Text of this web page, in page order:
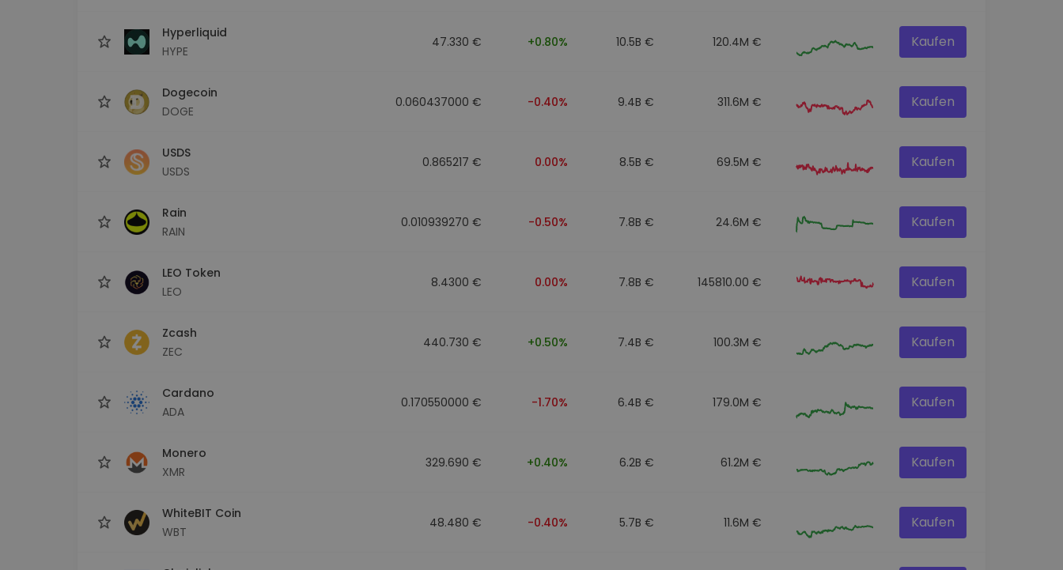
Hyperliquid
HYPE
47.330 € +0.80% 10.5B € 120.4M € Kaufen
Dogecoin
DOGE
0.060437000 € -0.40% 9.4B € 311.6M € Kaufen
USDS
USDS
0.865217 € 0.00% 8.5B € 69.5M € Kaufen
Rain
RAIN
0.010939270 € -0.50% 7.8B € 24.6M € Kaufen
LEO Token
LEO
8.4300 € 0.00% 7.8B € 145810.00 € Kaufen
Zcash
ZEC
440.730 € +0.50% 7.4B € 100.3M € Kaufen
Cardano
ADA
0.170550000 € -1.70% 6.4B € 179.0M € Kaufen
Monero
XMR
329.690 € +0.40% 6.2B € 61.2M € Kaufen
WhiteBIT Coin
WBT
48.480 € -0.40% 5.7B € 11.6M € Kaufen